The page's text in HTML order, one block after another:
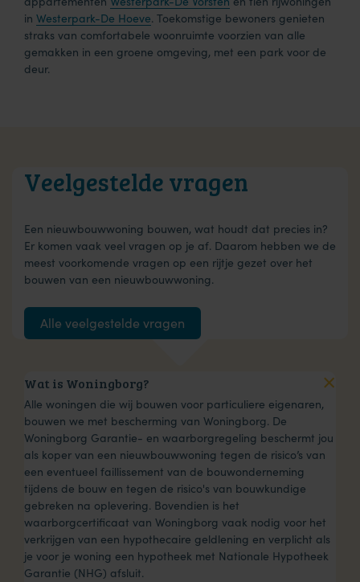
in Westerpark-De Hoeve. Toekomstige bewoners genieten
straks van comfortabele woonruimte voorzien van alle
gemakken in een groene omgeving, met een park voor de
deur.
Veelgestelde vragen
Een nieuwbouwwoning bouwen, wat houdt dat precies in?
Er komen vaak veel vragen op je af. Daarom hebben we de
meest voorkomende vragen op een rijtje gezet over het
bouwen van een nieuwbouwwoning.
Alle veelgestelde vragen
Wat is Woningborg?
Alle woningen die wij bouwen voor particuliere eigenaren,
bouwen we met bescherming van Woningborg. De
Woningborg Garantie- en waarborgregeling beschermt jou
als koper van een nieuwbouwwoning tegen de risico’s van
een eventueel faillissement van de bouwonderneming
tijdens de bouw en tegen de risico's van bouwkundige
gebreken na oplevering. Bovendien is het
waarborgcertificaat van Woningborg vaak nodig voor het
verkrijgen van een hypothecaire geldlening en verplicht als
je voor je woning een hypotheek met Nationale Hypotheek
Garantie (NHG) afsluit.